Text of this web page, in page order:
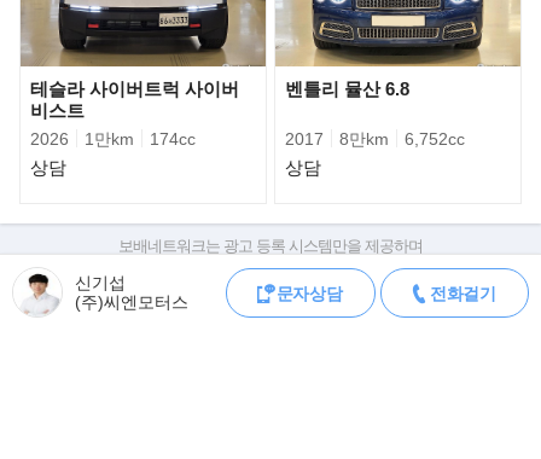
테슬라 사이버트럭 사이버
비스트
2026 1만km 174cc
상담
벤틀리 뮬산 6.8
2017 8만km 6,752cc
상담
신기섭
(주)씨엔모터스
문자상담 전화걸기
보배네트워크는 광고 등록 시스템만을 제공하며
판매자가 직접 등록한 내용에 대한 모든 책임은 판매자에게 있습니다.
차량 구매 시 차량등록증, 성능점검기록부, 실제 차량 상태,
차대번호 조회로 직접 정보를 확인하세요.